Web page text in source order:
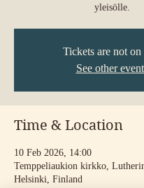
yleisölle.
Tickets are not on
See other
Time & Location
10 Feb 2026, 14:00
Temppeliaukion kirkko,
Helsinki, Finland